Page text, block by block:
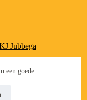
een goede
Jubbega